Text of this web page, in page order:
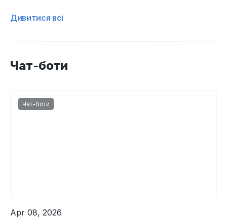
Дивитися всі
Чат-боти
Чат-боти
Apr 08, 2026